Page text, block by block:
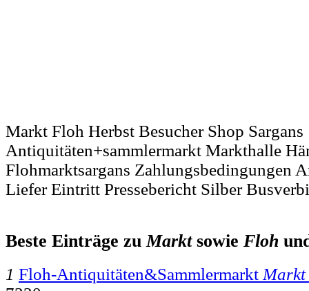
Markt Floh Herbst Besucher Shop Sargans
Antiquitäten+sammlermarkt Markthalle
Flohmarktsargans Zahlungsbedingungen
Liefer Eintritt Pressebericht Silber
Beste Einträge zuMarktsowie Floh
1 Floh-Antiquitäten&Sammlermarkt Markt